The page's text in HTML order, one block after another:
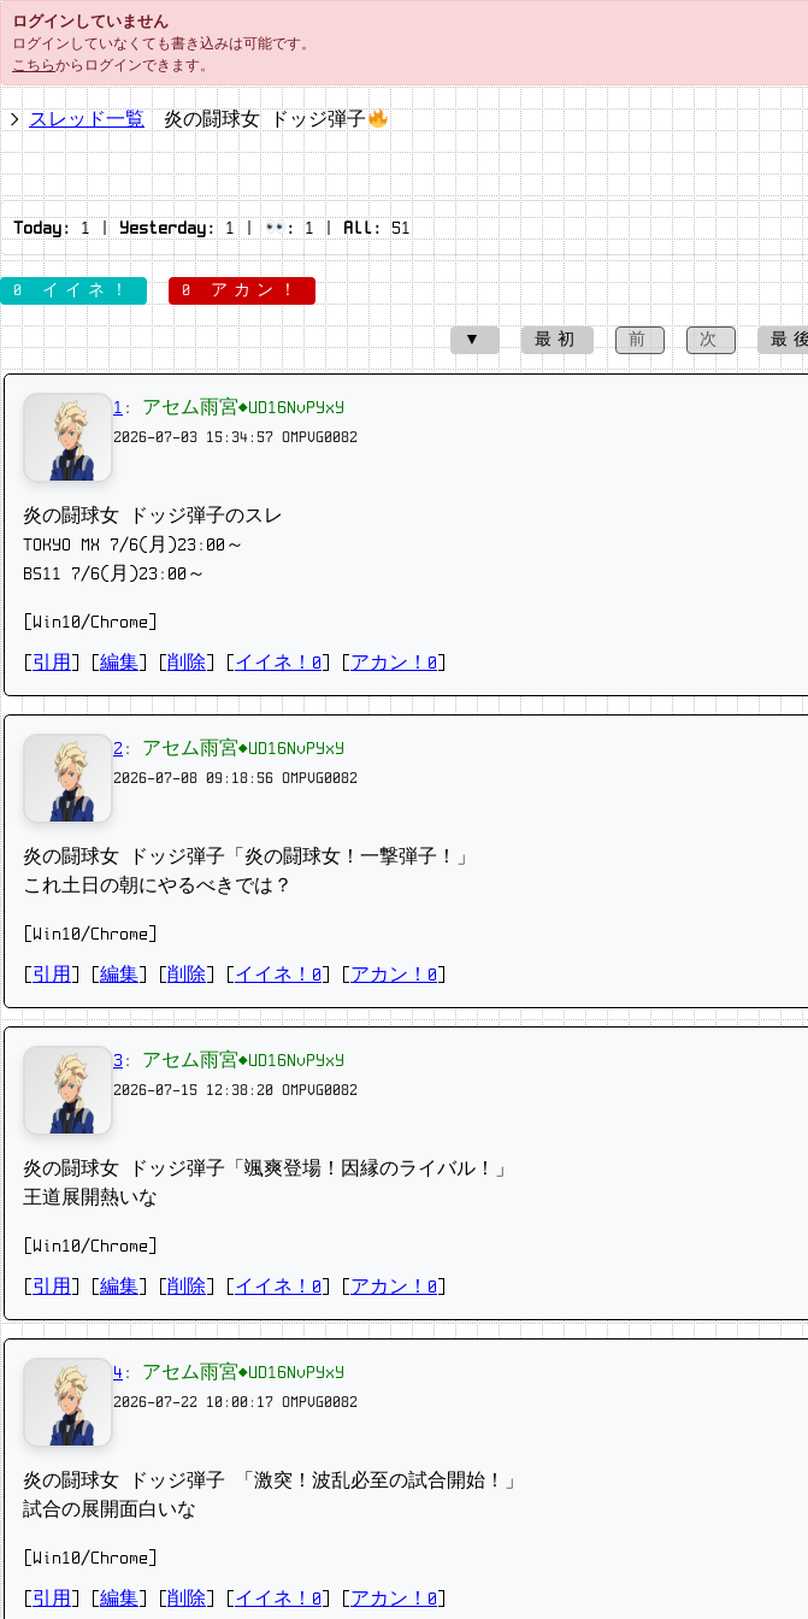
ログインしていません
ログインしていなくても書き込みは可能です。
こちらからログインできます。
スレッド一覧 炎の闘球女 ドッジ弾子
Today: 1 | Yesterday:1 | : 1 | All: 51
0 イイネ！ 0 アカン！
▼ 最初 前 次 最後
1 : アセム雨宮◆UD16NvPYxY
2026-07-03 15:34:57 OMPVG0082
炎の闘球女 ドッジ弾子のスレ
TOKYO MX 7/6(月)23:00～
BS11 7/6(月)23:00～
[Win10/Chrome]
引用 編集 削除 イイネ！0 アカン！0
2 : アセム雨宮◆UD16NvPYxY
2026-07-08 09:18:56 OMPVG0082
炎の闘球女 ドッジ弾子「炎の闘球女！一撃弾子！」
これ土日の朝にやるべきでは？
[Win10/Chrome]
引用 編集 削除 イイネ！0 アカン！0
3 : アセム雨宮◆UD16NvPYxY
2026-07-15 12:38:20 OMPVG0082
炎の闘球女 ドッジ弾子「颯爽登場！因縁のライバル！」
王道展開熱いな
[Win10/Chrome]
引用 編集 削除 イイネ！0 アカン！0
4 : アセム雨宮◆UD16NvPYxY
2026-07-22 10:00:17 OMPVG0082
炎の闘球女 ドッジ弾子 「激突！波乱必至の試合開始！」
試合の展開面白いな
[Win10/Chrome]
引用 編集 削除 イイネ！0 アカン！0